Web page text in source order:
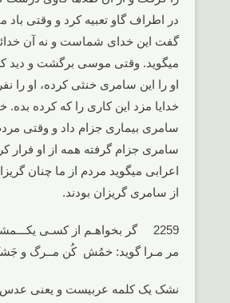
در اطراف گاو تعبیه کرد و وقتی باد
گفت این خدای شماست و نه آن
میگوید. وقتی موسی برگشت و دید
او را این سامری خنثی کرده، او را
خدایا مزد این کاری را که کرده بده.
سامری بیماری جزام داد و وقتی
سامری جزام گرفته همه از او فرار
اعرابی میگوید مردم از ما چنان
از سامری گریزان بودند.
2259 گر بخواهـم از کسـی
مر مـرا گوید: خمُش کُن مــرگ و
نشک یک کلمه عربیست و یعنی عدس.